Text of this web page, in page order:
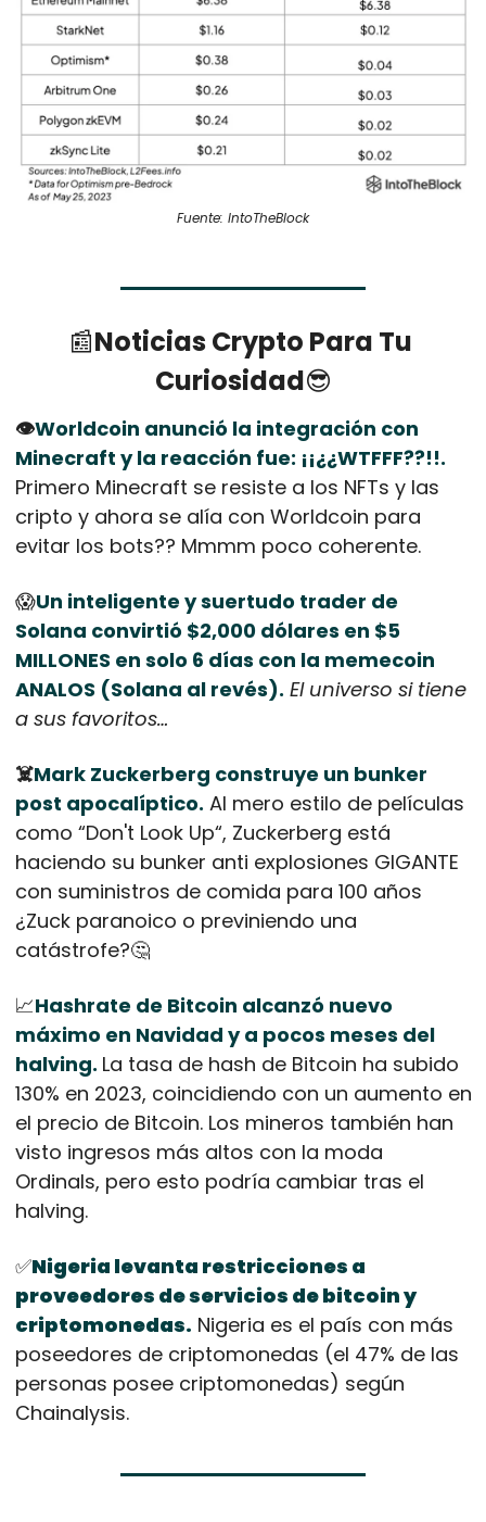
Fuente: IntoTheBlock
📰Noticias Crypto Para Tu
Curiosidad😎
👁️Worldcoin anunció la integración con
Minecraft y la reacción fue: ¡¡¿¿WTFFF??!!.
Primero Minecraft se resiste a los NFTs y las
cripto y ahora se alía con Worldcoin para
evitar los bots?? Mmmm poco coherente.
😱Un inteligente y suertudo trader de
Solana convirtió $2,000 dólares en $5
MILLONES en solo 6 días con la memecoin
ANALOS (Solana al revés). El universo si tiene
a sus favoritos…
☠️Mark Zuckerberg construye un bunker
post apocalíptico. Al mero estilo de películas
como “Don't Look Up“, Zuckerberg está
haciendo su bunker anti explosiones GIGANTE
con suministros de comida para 100 años
¿Zuck paranoico o previniendo una
catástrofe?🤔
📈Hashrate de Bitcoin alcanzó nuevo
máximo en Navidad y a pocos meses del
halving. La tasa de hash de Bitcoin ha subido
130% en 2023, coincidiendo con un aumento en
el precio de Bitcoin. Los mineros también han
visto ingresos más altos con la moda
Ordinals, pero esto podría cambiar tras el
halving.
✅Nigeria levanta restricciones a
proveedores de servicios de bitcoin y
criptomonedas. Nigeria es el país con más
poseedores de criptomonedas (el 47% de las
personas posee criptomonedas) según
Chainalysis.